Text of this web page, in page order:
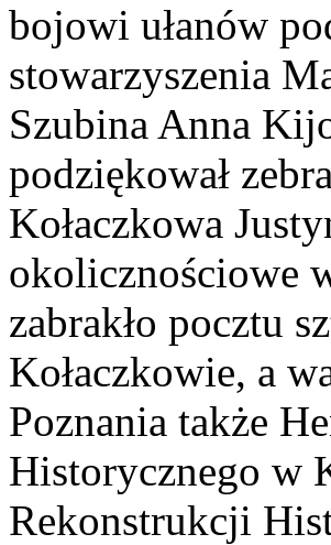
bojowi ułanów
stowarzyszenia
Szubina Anna
podziękował
Kołaczkowa
okolicznościowe
zabrakło pocztu
Kołaczkowie, a
Poznania także
Historycznego w
Rekonstrukcji